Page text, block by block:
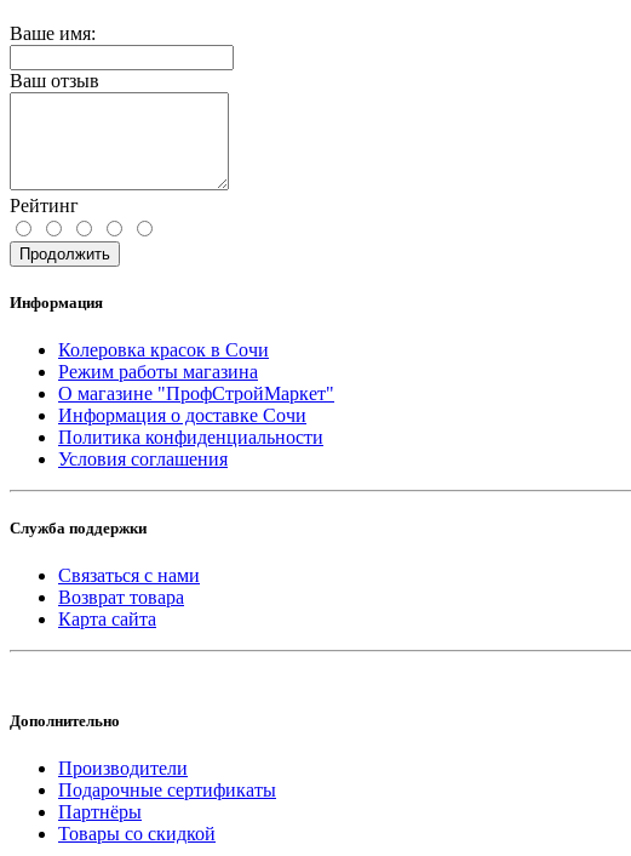
Ваше имя:
Ваш отзыв
Рейтинг
Продолжить
Информация
Колеровка красок в Сочи
Режим работы магазина
О магазине "ПрофСтройМаркет"
Информация о доставке Сочи
Политика конфиденциальности
Условия соглашения
Служба поддержки
Связаться с нами
Возврат товара
Карта сайта
Дополнительно
Производители
Подарочные сертификаты
Партнёры
Товары со скидкой